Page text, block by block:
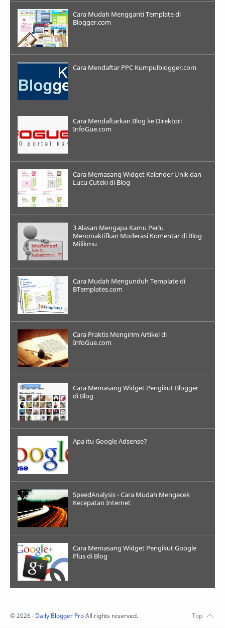
Cara Mudah Mengganti Template di
Blogger.com
Cara Mendaftar PPC Kumpulblogger.com
Cara Mendaftarkan Blog ke Direktori
InfoGue.com
Cara Memasang Widget Kalender Unik dan
Lucu Cuteki di Blog
3 Alasan Mengapa Kamu Perlu
Menonaktifkan Moderasi Komentar di Blog
Milikmu
Cara Mudah Mengunduh Template di
BTemplates.com
Cara Praktis Mengirim Artikel di
InfoGue.com
Cara Memasang Widget Pengikut Blogger
di Blog
Apa itu Google Adsense?
SpeedAnalysis - Cara Mudah Mengecek
Kecepatan Internet
Cara Memasang Widget Pengikut Google
Plus di Blog
©2026 ‧ Daily Blogger ProAll rights reserved.